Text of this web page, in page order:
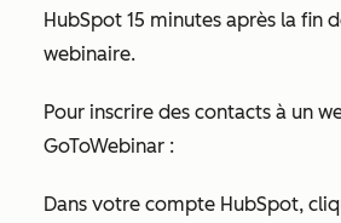
HubSpot 15 minutes après la fin
webinaire.
Pour inscrire des contacts à un
GoToWebinar :
Dans votre compte HubSpot,